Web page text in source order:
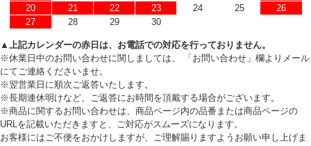
20
21 22 23 24 25
26
27
28 29 30
▲上記カレンダーの赤日は、お電話での対応を行っておりません。
※休業日中のお問い合わせに関しましては、 「お問い合わせ」欄よりメール
にてご連絡くださいませ。
※翌営業日に順次ご返答いたします。
※長期連休明けなど、ご返答にお時間を頂戴する場合がございます。
※商品に関するお問い合わせは、商品ページ内の品番または商品ページの
URLを記載いただきますと、ご対応がスムーズになります。
お客様にはご不便をおかけしますが、ご理解賜りますようお願い申し上げま